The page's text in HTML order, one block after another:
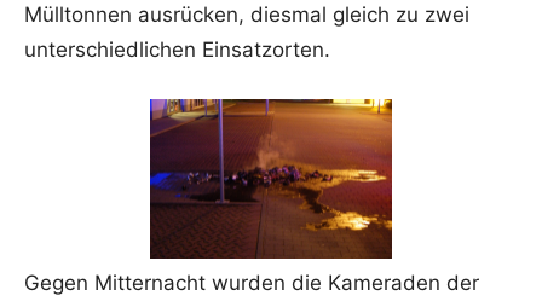
Mülltonnen ausrücken, diesmal gleich zu zwei
unterschiedlichen Einsatzorten.
Gegen Mitternacht wurden die Kameraden der